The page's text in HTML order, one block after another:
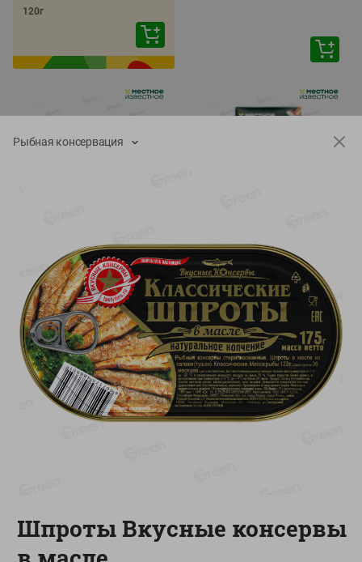
120г
Яйца перепелиные
копченые Молодецкие
Местное известное 20 шт
упак Солигорска п/ф
20шт в уп
Конфеты фруктово-
ягодные Местное
известное яблоко-тыква
Хоба
60г
Показано 1-14 из 78
Специально для вас
Рыбная консервация
Шпроты Вкусные консервы